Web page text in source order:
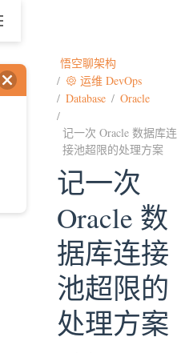
悟空聊架构
运维 DevOps
Database
Oracle
记一次 Oracle 数据库连
接池超限的处理方案
记一次
Oracle 数
据库连接
池超限的
处理方案